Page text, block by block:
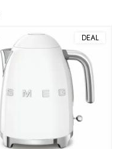
DEAL